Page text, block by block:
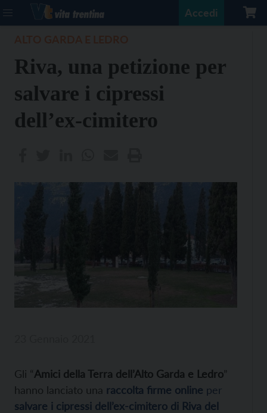
Accedi
Riva, una petizione per
salvare i cipressi
dell’ex-cimitero
Gli “Amici della Terra dell’Alto Garda e Ledro”
hanno lanciato una raccolta firme online per
salvare i cipressi dell’ex-cimitero di Riva del